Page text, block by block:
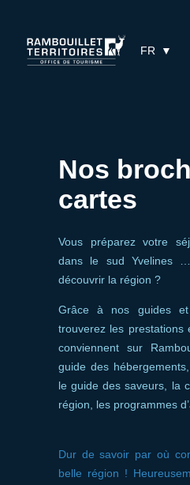
FR
Nos
cartes
Vous préparez votre
dans le sud Yvelines
découvrir la région ?
Grâce à nos guides et
trouverez les prestations
conviennent sur
guide des
le guide des saveurs, la
région, les programmes
Dur de savoir par où
belle région !